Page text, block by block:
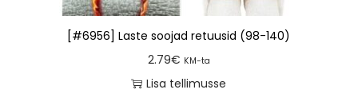
[#6956] Laste soojad retuusid (98-140)
2.79€ KM-ta
Lisa tellimusse